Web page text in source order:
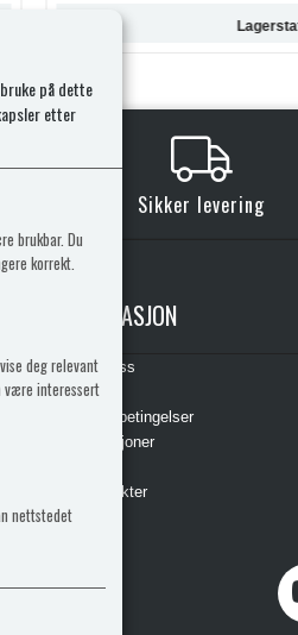
Sikker levering
INFORMASJON
Kontakt oss
Cookies
Leveringsbetingelser
Reklamasjoner
Alle produkter
på dette
etter
brukbar. Du
korrekt.
deg relevant
være interessert
nettstedet